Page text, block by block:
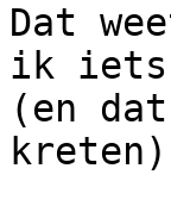
Dat
ik iets
(en